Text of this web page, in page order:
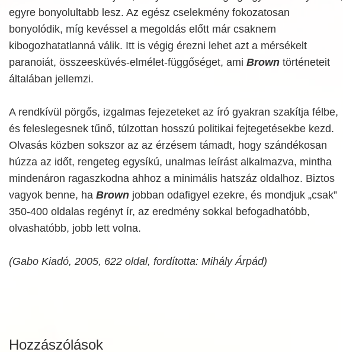
egyre bonyolultabb lesz. Az egész cselekmény fokozatosan
bonyolódik, míg kevéssel a megoldás előtt már csaknem
kibogozhatatlanná válik. Itt is végig érezni lehet azt a mérsékelt
paranoiát, összeesküvés-elmélet-függőséget, ami Browntörténeteit
általában jellemzi.
A rendkívül pörgős, izgalmas fejezeteket az író gyakran szakítja félbe,
és feleslegesnek tűnő, túlzottan hosszú politikai fejtegetésekbe kezd.
Olvasás közben sokszor az az érzésem támadt, hogy szándékosan
húzza az időt, rengeteg egysíkú, unalmas leírást alkalmazva, mintha
mindenáron ragaszkodna ahhoz a minimális hatszáz oldalhoz. Biztos
vagyok benne, ha Brownjobban odafigyel ezekre, és mondjuk „csak”
350-400 oldalas regényt ír, az eredmény sokkal befogadhatóbb,
olvashatóbb, jobb lett volna.
(Gabo Kiadó, 2005, 622 oldal, fordította: Mihály Árpád)
Hozzászólások